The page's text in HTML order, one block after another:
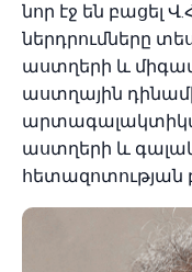
նոր էջ են բացել
ներդրումները
աստղերի և
աստղային
աստղերի և
հետազոտության